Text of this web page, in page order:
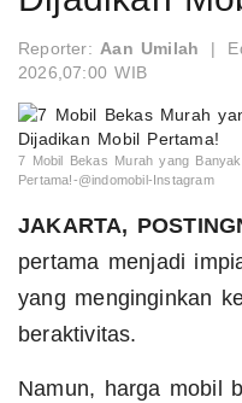
Reporter:Aan Umilah |
2026,07:00 WIB
7 Mobil Bekas Murah yang
Pertama!-@indomobil-Instagram
JAKARTA,
pertama menjadi
yang menginginkan
beraktivitas.
Namun, harga mobil